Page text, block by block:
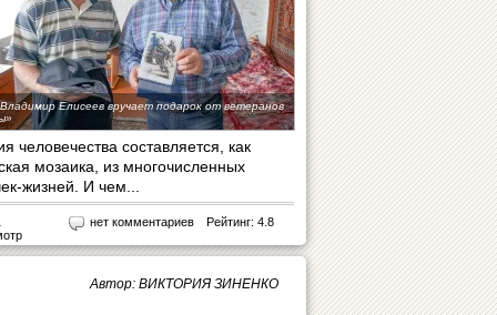
Елисеев вручает подарок от ветеранов
человечества составляется, как
мозаика, из многочисленных
жизней. И чем...
нет комментариев Рейтинг: 4.8
Автор: ВИКТОРИЯ ЗИНЕНКО